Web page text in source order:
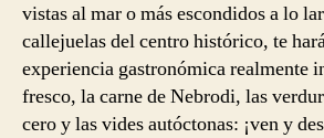
vistas al mar o más escondidos a lo
callejuelas del centro histórico, te
experiencia gastronómica realmente
fresco, la carne de Nebrodi, las
cero y las vides autóctonas: ¡ven y